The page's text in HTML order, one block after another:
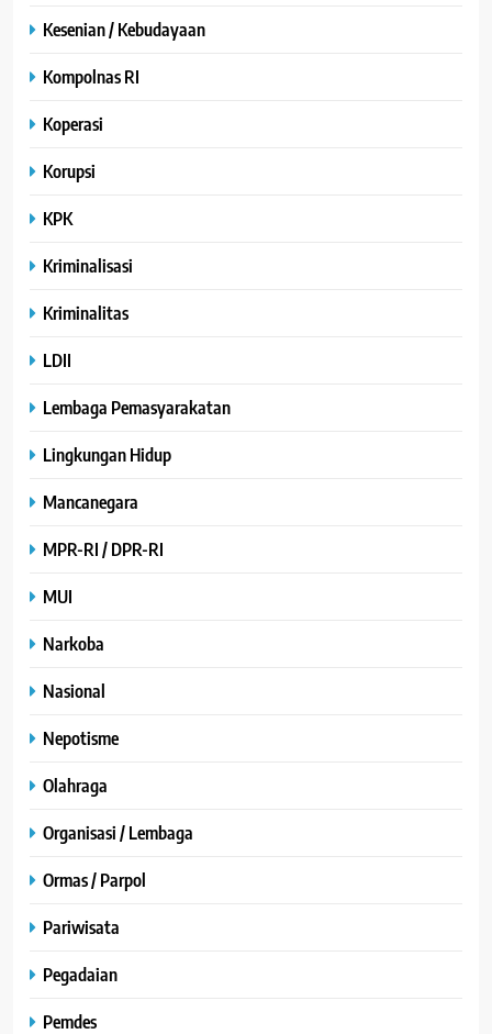
Kesenian / Kebudayaan
Kompolnas RI
Koperasi
Korupsi
KPK
Kriminalisasi
Kriminalitas
LDII
Lembaga Pemasyarakatan
Lingkungan Hidup
Mancanegara
MPR-RI / DPR-RI
MUI
Narkoba
Nasional
Nepotisme
Olahraga
Organisasi / Lembaga
Ormas / Parpol
Pariwisata
Pegadaian
Pemdes